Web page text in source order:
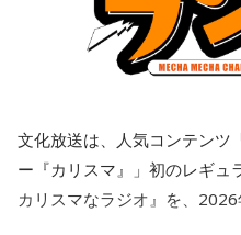
江原：あんみつも付けちゃっ
奥迫：良いですね。すっきり
一方、公務員というと比較的
交通省など理系の方が活躍で
で、各府省が採用したい理系
ず、それが課題となっている
朝イチに職場で話を聞くと、
がいて、入籍すると言われま
て、その場はおめでとうござ
ちがわきあがり、仕事中に男
実ではないかと責めました
いと告げ、今は仕事上の話し
文化放送は、人気コンテンツ
ー『カリスマ』」初のレギュ
カリスマなラジオ』を、2026